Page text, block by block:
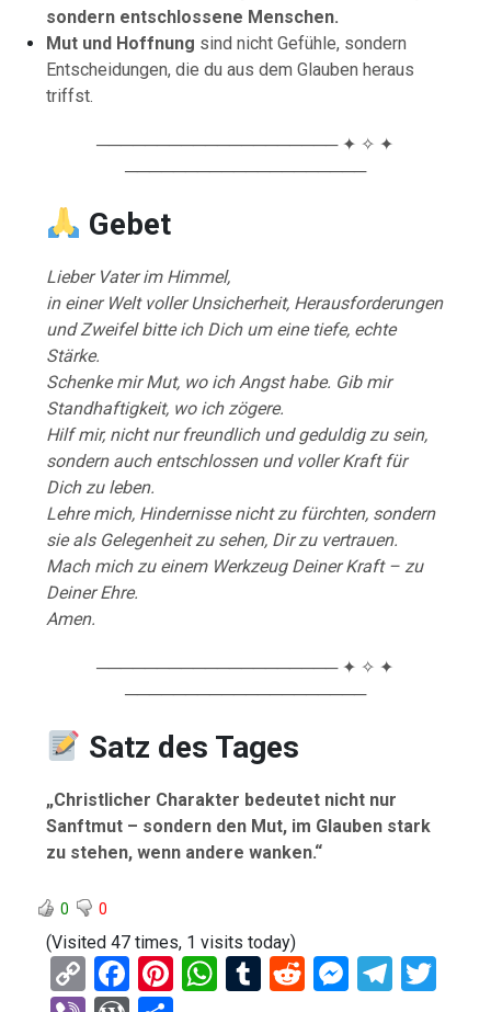
sondern entschlossene Menschen.
Mut und Hoffnung sind nicht Gefühle, sondern
Entscheidungen, die du aus dem Glauben heraus
triffst.
──────────────────── ✦ ✧ ✦
────────────────────
Gebet
Lieber Vater im Himmel,
in einer Welt voller Unsicherheit, Herausforderungen
und Zweifel bitte ich Dich um eine tiefe, echte
Stärke.
Schenke mir Mut, wo ich Angst habe. Gib mir
Standhaftigkeit, wo ich zögere.
Hilf mir, nicht nur freundlich und geduldig zu sein,
sondern auch entschlossen und voller Kraft für
Dich zu leben.
Lehre mich, Hindernisse nicht zu fürchten, sondern
sie als Gelegenheit zu sehen, Dir zu vertrauen.
Mach mich zu einem Werkzeug Deiner Kraft – zu
Deiner Ehre.
Amen.
──────────────────── ✦ ✧ ✦
────────────────────
Satz des Tages
„Christlicher Charakter bedeutet nicht nur
Sanftmut – sondern den Mut, im Glauben stark
zu stehen, wenn andere wanken.“
0 0
(Visited 47 times, 1 visits today)
C
F
Pi W T
R
M T